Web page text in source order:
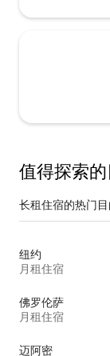
值得探索
长租住宿的热门
纽约
月租住宿
佛罗伦萨
月租住宿
迈阿密